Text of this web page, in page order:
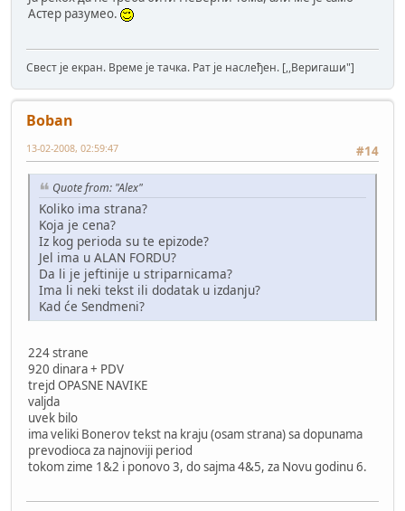
Астер разумео.
Свест је екран. Време је тачка. Рат је наслеђен. [,,Веригаши"]
Boban
#14
13-02-2008, 02:59:47
Quote from: "Alex"
Koliko ima strana?
Koja je cena?
Iz kog perioda su te epizode?
Jel ima u ALAN FORDU?
Da li je jeftinije u striparnicama?
Ima li neki tekst ili dodatak u izdanju?
Kad će Sendmeni?
224 strane
920 dinara + PDV
trejd OPASNE NAVIKE
valjda
uvek bilo
ima veliki Bonerov tekst na kraju (osam strana) sa dopunama
prevodioca za najnoviji period
tokom zime 1&2 i ponovo 3, do sajma 4&5, za Novu godinu 6.